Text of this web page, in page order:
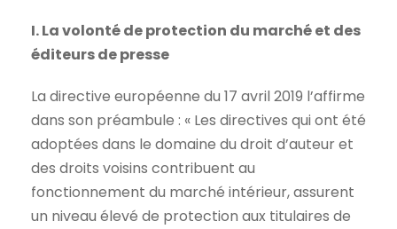
I. La volonté de protection du marché et des
éditeurs de presse
La directive européenne du 17 avril 2019 l’affirme
dans son préambule : « Les directives qui ont été
adoptées dans le domaine du droit d’auteur et
des droits voisins contribuent au
fonctionnement du marché intérieur, assurent
un niveau élevé de protection aux titulaires de